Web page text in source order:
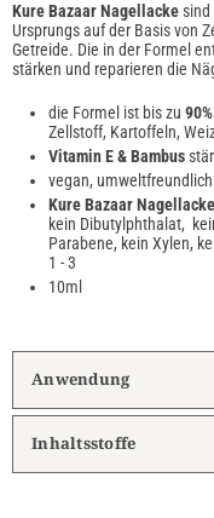
Kure BazaarNagellackesind
Ursprungs auf der Basis von
Getreide. Die in der Formel
stärken und reparieren die
die Formel ist bis zu
Zellstoff, Kartoffeln,
Vitamin E & Bambus
vegan,
Kure Bazaar Nagellacke
kein Dibutylphthalat,
Parabene, kein Xylen,
1 - 3
10ml
Anwendung
Inhaltsstoffe